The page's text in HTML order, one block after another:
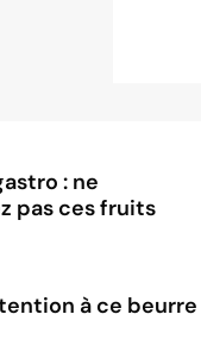
: ne
pas ces fruits
à ce beurre